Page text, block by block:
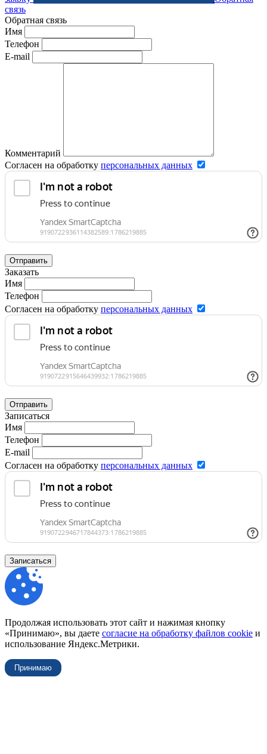
связь
Обратная связь
Имя
Телефон
E-mail
Комментарий
Согласен на обработку персональных данных
Отправить
Заказать
Имя
Телефон
Согласен на обработку персональных данных
Отправить
Записаться
Имя
Телефон
E-mail
Согласен на обработку персональных данных
Записаться
Продолжая использовать этот сайт и нажимая кнопку
«Принимаю», вы даете согласие на обработку файлов cookie и
использование Яндекс.Метрики.
Принимаю